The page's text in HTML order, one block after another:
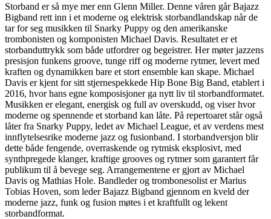
Storband er så mye mer enn Glenn Miller. Denne våren går Bajazz
Bigband rett inn i et moderne og elektrisk storbandlandskap når de
tar for seg musikken til Snarky Puppy og den amerikanske
trombonisten og komponisten Michael Davis. Resultatet er et
storbanduttrykk som både utfordrer og begeistrer. Her møter jazzens
presisjon funkens groove, tunge riff og moderne rytmer, levert med
kraften og dynamikken bare et stort ensemble kan skape. Michael
Davis er kjent for sitt stjernespekkede Hip Bone Big Band, etablert i
2016, hvor hans egne komposisjoner ga nytt liv til storbandformatet.
Musikken er elegant, energisk og full av overskudd, og viser hvor
moderne og spennende et storband kan låte. På repertoaret står også
låter fra Snarky Puppy, ledet av Michael League, et av verdens mest
innflytelsesrike moderne jazz og fusionband. I storbandversjon blir
dette både fengende, overraskende og rytmisk eksplosivt, med
synthpregede klanger, kraftige grooves og rytmer som garantert får
publikum til å bevege seg. Arrangementene er gjort av Michael
Davis og Mathias Hole. Bandleder og trombonesolist er Marius
Tobias Hoven, som leder Bajazz Bigband gjennom en kveld der
moderne jazz, funk og fusion møtes i et kraftfullt og lekent
storbandformat.